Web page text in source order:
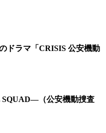
ドラマ「CRISIS 公安機動
SQUAD―（公安機動捜査